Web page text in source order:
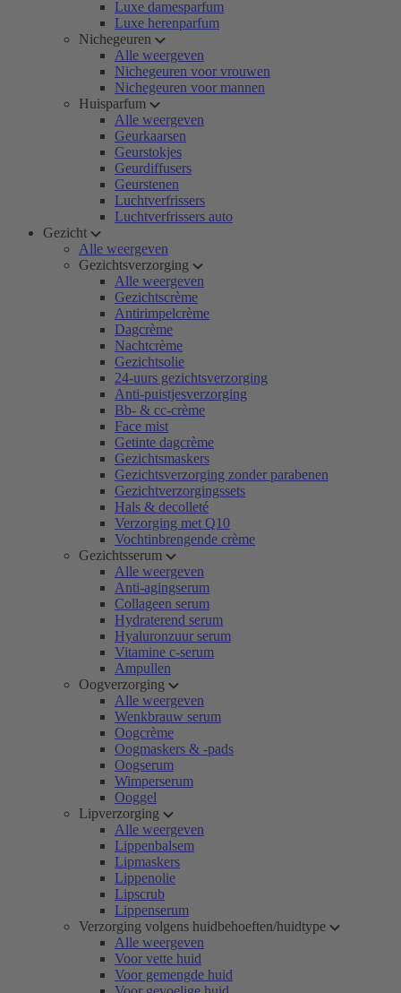
Luxe damesparfum
Luxe herenparfum
Nichegeuren
Alle weergeven
Nichegeuren voor vrouwen
Nichegeuren voor mannen
Huisparfum
Alle weergeven
Geurkaarsen
Geurstokjes
Geurdiffusers
Geurstenen
Luchtverfrissers
Luchtverfrissers auto
Gezicht
Alle weergeven
Gezichtsverzorging
Alle weergeven
Gezichtscrème
Antirimpelcrème
Dagcrème
Nachtcrème
Gezichtsolie
24-uurs gezichtsverzorging
Anti-puistjesverzorging
Bb- & cc-crème
Face mist
Getinte dagcrème
Gezichtsmaskers
Gezichtsverzorging zonder parabenen
Gezichtverzorgingssets
Hals & decolleté
Verzorging met Q10
Vochtinbrengende crème
Gezichtsserum
Alle weergeven
Anti-agingserum
Collageen serum
Hydraterend serum
Hyaluronzuur serum
Vitamine c-serum
Ampullen
Oogverzorging
Alle weergeven
Wenkbrauw serum
Oogcrème
Oogmaskers & -pads
Oogserum
Wimperserum
Ooggel
Lipverzorging
Alle weergeven
Lippenbalsem
Lipmaskers
Lippenolie
Lipscrub
Lippenserum
Verzorging volgens huidbehoeften/huidtype
Alle weergeven
Voor vette huid
Voor gemengde huid